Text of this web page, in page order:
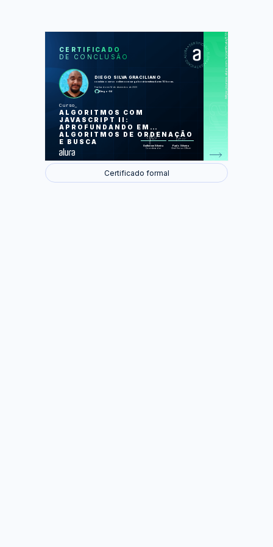
CERTIFICADO
DE CONCLUSÃO
DIEGO SILVA GRACILIANO
concluiu o curso online com carga horária estimada em 10 horas.
Finalizado em 14 de dezembro de 2023
Diego-Sil
Curso
ALGORITMOS COM
JAVASCRIPT II:
APROFUNDANDO EM
ALGORITMOS DE ORDENAÇÃO
E BUSCA
Guilherme Silveira
Coordenador
Paulo Silveira
Chief Vision Officer
https://cursos.alura.com.br/certificate/51309c81-3c88-46e2-b587-db1517526791
LAS
Dividir para conquistar
Merge Sort
Certificado formal